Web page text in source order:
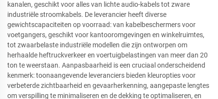
kanalen, geschikt voor alles van lichte audio-kabels tot zware
industriële stroomkabels. De leverancier heeft diverse
gewichtscapaciteiten op voorraad: van kabelbeschermers voor
voetgangers, geschikt voor kantooromgevingen en winkelruimtes,
tot zwaarbelaste industriële modellen die zijn ontworpen om
herhaalde heftruckverkeer en voertuigbelastingen van meer dan 20
ton te weerstaan. Aanpasbaarheid is een cruciaal onderscheidend
kenmerk: toonaangevende leveranciers bieden kleuropties voor
verbeterde zichtbaarheid en gevaarherkenning, aangepaste lengtes
om verspilling te minimaliseren en de dekking te optimaliseren, en